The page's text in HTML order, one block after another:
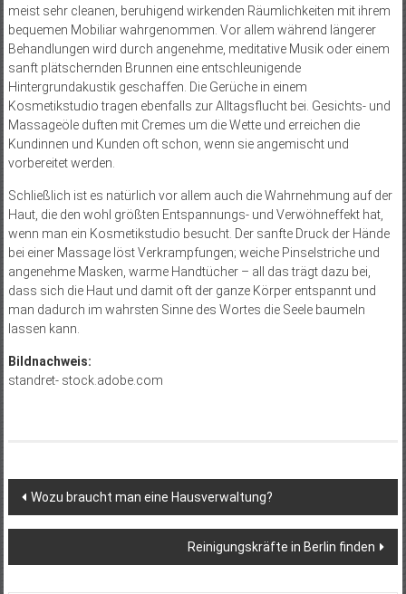
meist sehr cleanen, beruhigend wirkenden Räumlichkeiten mit ihrem
bequemen Mobiliar wahrgenommen. Vor allem während längerer
Behandlungen wird durch angenehme, meditative Musik oder einem
sanft plätschernden Brunnen eine entschleunigende
Hintergrundakustik geschaffen. Die Gerüche in einem
Kosmetikstudio tragen ebenfalls zur Alltagsflucht bei. Gesichts- und
Massageöle duften mit Cremes um die Wette und erreichen die
Kundinnen und Kunden oft schon, wenn sie angemischt und
vorbereitet werden.
Schließlich ist es natürlich vor allem auch die Wahrnehmung auf der
Haut, die den wohl größten Entspannungs- und Verwöhneffekt hat,
wenn man ein Kosmetikstudio besucht. Der sanfte Druck der Hände
bei einer Massage löst Verkrampfungen; weiche Pinselstriche und
angenehme Masken, warme Handtücher – all das trägt dazu bei,
dass sich die Haut und damit oft der ganze Körper entspannt und
man dadurch im wahrsten Sinne des Wortes die Seele baumeln
lassen kann.
Bildnachweis:
standret- stock.adobe.com
Beitragsnavigation
Wozu braucht man eine Hausverwaltung?
Reinigungskräfte in Berlin finden